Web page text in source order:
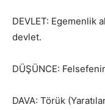
DEVLET: Egemenlik
devlet.
DÜŞÜNCE:
DAVA: Törük